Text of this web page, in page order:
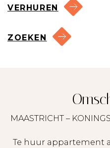
VERHUREN
ZOEKEN
MAASTRICHT –
Te huur appartement